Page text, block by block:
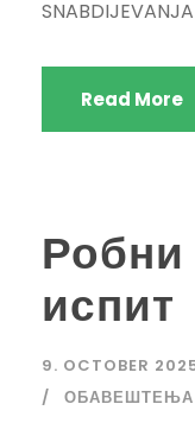
Read More
испит
9. OCTOBER
ОБАВЕШТЕЊА